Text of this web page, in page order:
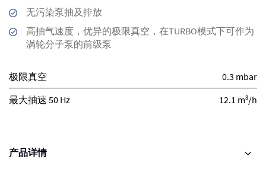
无污染泵抽及排放
高抽气速度，优异的极限真空，在TURBO模式下可作为
涡轮分子泵的前级泵
极限真空
0.3 mbar
最大抽速 50 Hz
12.1 m3/h
产品详情